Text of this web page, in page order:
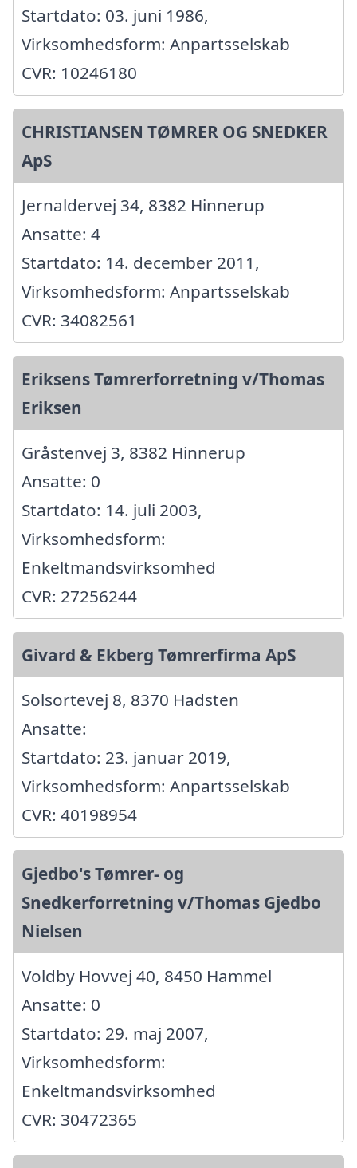
Startdato: 03. juni 1986,
Virksomhedsform: Anpartsselskab
CVR: 10246180
CHRISTIANSEN TØMRER OG SNEDKER
ApS
Jernaldervej 34, 8382 Hinnerup
Ansatte: 4
Startdato: 14. december 2011,
Virksomhedsform: Anpartsselskab
CVR: 34082561
Eriksens Tømrerforretning v/Thomas
Eriksen
Gråstenvej 3, 8382 Hinnerup
Ansatte: 0
Startdato: 14. juli 2003,
Virksomhedsform:
Enkeltmandsvirksomhed
CVR: 27256244
Givard & Ekberg Tømrerfirma ApS
Solsortevej 8, 8370 Hadsten
Ansatte:
Startdato: 23. januar 2019,
Virksomhedsform: Anpartsselskab
CVR: 40198954
Gjedbo's Tømrer- og
Snedkerforretning v/Thomas Gjedbo
Nielsen
Voldby Hovvej 40, 8450 Hammel
Ansatte: 0
Startdato: 29. maj 2007,
Virksomhedsform:
Enkeltmandsvirksomhed
CVR: 30472365